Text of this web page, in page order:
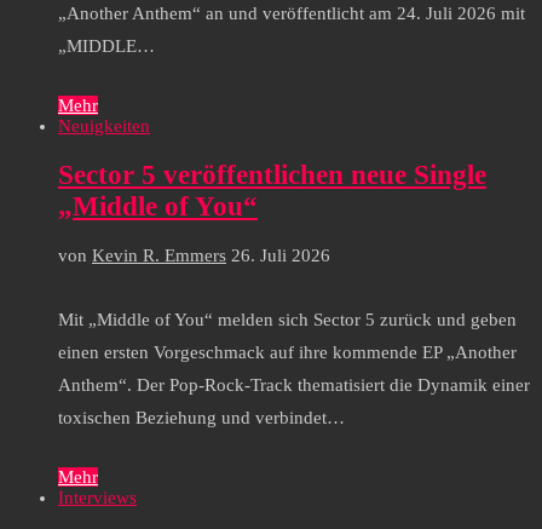
„Another Anthem“ an und veröffentlicht am 24. Juli 2026 mit
„MIDDLE…
Mehr
Neuigkeiten
Sector 5 veröffentlichen neue Single
„Middle of You“
von Kevin R. Emmers 26. Juli 2026
Mit „Middle of You“ melden sich Sector 5 zurück und geben
einen ersten Vorgeschmack auf ihre kommende EP „Another
Anthem“. Der Pop-Rock-Track thematisiert die Dynamik einer
toxischen Beziehung und verbindet…
Mehr
Interviews